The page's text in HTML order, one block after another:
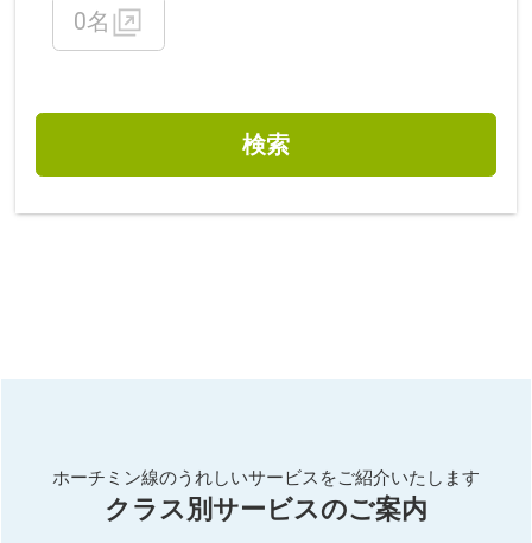
0名
検索
ホーチミン線のうれしいサービスをご紹介いたします
クラス別サービスのご案内